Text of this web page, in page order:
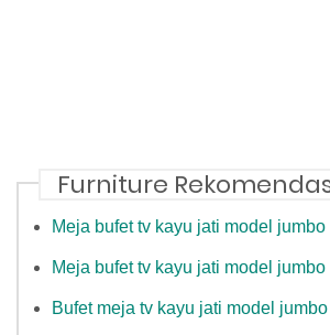
Furniture
Meja bufet tv kayu jati model jumbo
Meja bufet tv kayu jati model jumbo
Bufet meja tv kayu jati model